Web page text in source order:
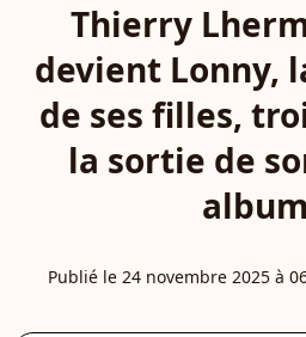
Thierry
devient Lonny,
de ses filles,
la sortie de
Publié le 24 novembre 2025 à